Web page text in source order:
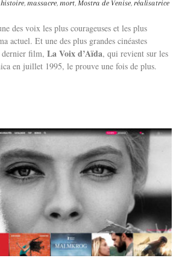
histoire, massacre, mort, Mostra de Venise, réalisatrice
des voix les plus courageuses et les plus
actuel. Et une des plus grandes cinéastes
dernier film,La Voix d’Aïda, qui revient sur les
en juillet 1995, le prouve une fois de plus.